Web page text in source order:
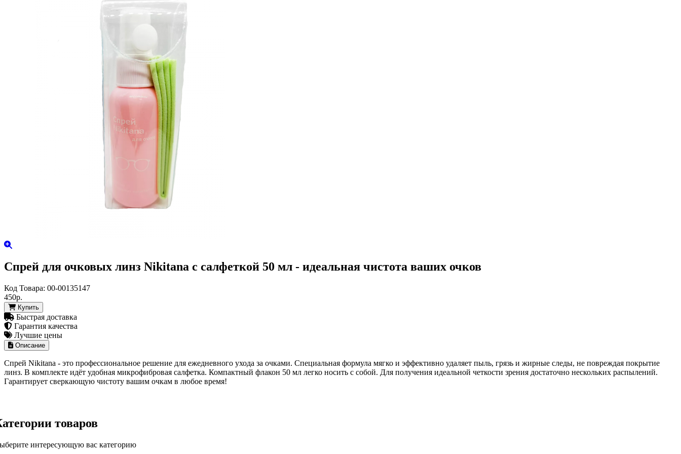
Спрей для очковых линз Nikitana с салфеткой 50 мл - идеальная чистота ваших очков
Код Товара: 00-00135147
450р.
Купить
Быстрая доставка
Гарантия качества
Лучшие цены
Описание
Спрей Nikitana - это профессиональное решение для ежедневного ухода за очками. Специальная формула мягко и эффективно удаляет пыль, грязь и жирные следы, не повреждая покрытие
линз. В комплекте идёт удобная микрофибровая салфетка. Компактный флакон 50 мл легко носить с собой. Для получения идеальной четкости зрения достаточно нескольких распылений.
Гарантирует сверкающую чистоту вашим очкам в любое время!
товаров
интересующую вас категорию